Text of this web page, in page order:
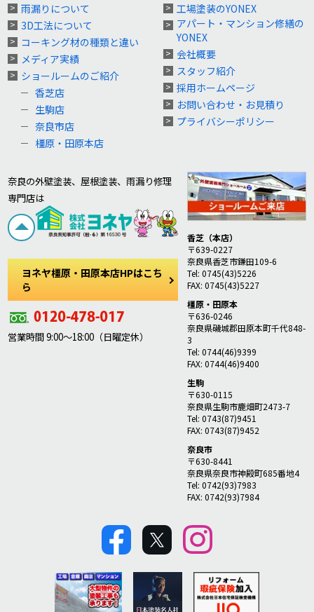
雨漏りについて
3D工法について
コーキング材の種類と違い
メディア実績
ショールームのご紹介
香芝店
生駒店
奈良市店
橿原・田原本店
工場塗装のYONEX
アパート・マンション修繕の
YONEX
会社概要
スタッフ紹介
採用ホームページ
お問い合わせ・お見積り
プライバシーポリシー
奈良の外壁塗装、屋根塗装、雨漏り修理
専門店は
ヨネヤ橿原・田原本店HPはこち
ら
営業時間 9:00～18:00（日曜定休）
香芝（本店）
〒639-0227
奈良県香芝市鎌田109-6
Tel: 0745(43)5226
FAX: 0745(43)5227
橿原・田原本
〒636-0246
奈良県磯城郡田原本町千代848-
3
Tel: 0744(46)9399
FAX: 0744(46)9400
生駒
〒630-0115
奈良県生駒市鹿畑町2473-7
Tel: 0743(87)9451
FAX: 0743(87)9452
奈良市
〒630-8441
奈良県奈良市神殿町685番地4
Tel: 0742(93)7983
FAX: 0742(93)7984